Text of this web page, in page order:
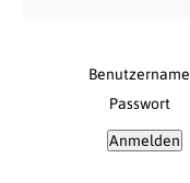
Benutzername
Passwort